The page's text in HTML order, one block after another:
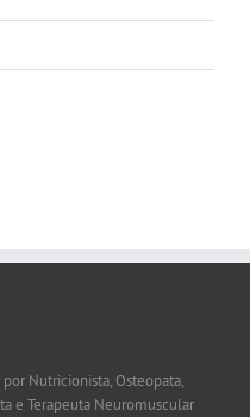
Nutricionista, Osteopata,
e Terapeuta Neuromuscular